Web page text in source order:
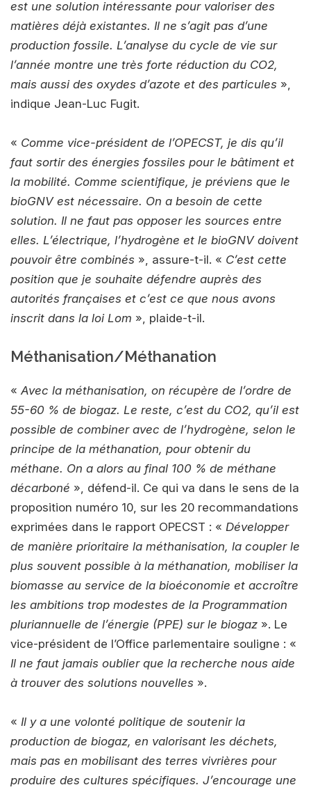
est une solution intéressante pour valoriser des
matières déjà existantes. Il ne s’agit pas d’une
production fossile. L’analyse du cycle de vie sur
l’année montre une très forte réduction du CO2,
mais aussi des oxydes d’azote et des particules »,
indique Jean-Luc Fugit.
« Comme vice-président de l’OPECST, je dis qu’il
faut sortir des énergies fossiles pour le bâtiment et
la mobilité. Comme scientifique, je préviens que le
bioGNV est nécessaire. On a besoin de cette
solution. Il ne faut pas opposer les sources entre
elles. L’électrique, l’hydrogène et le bioGNV doivent
pouvoir être combinés », assure-t-il. « C’est cette
position que je souhaite défendre auprès des
autorités françaises et c’est ce que nous avons
inscrit dans la loi Lom », plaide-t-il.
Méthanisation/Méthanation
« Avec la méthanisation, on récupère de l’ordre de
55-60 % de biogaz. Le reste, c’est du CO2, qu’il est
possible de combiner avec de l’hydrogène, selon le
principe de la méthanation, pour obtenir du
méthane. On a alors au final 100 % de méthane
décarboné », défend-il. Ce qui va dans le sens de la
proposition numéro 10, sur les 20 recommandations
exprimées dans le rapport OPECST : « Développer
de manière prioritaire la méthanisation, la coupler le
plus souvent possible à la méthanation, mobiliser la
biomasse au service de la bioéconomie et accroître
les ambitions trop modestes de la Programmation
pluriannuelle de l’énergie (PPE) sur le biogaz ». Le
vice-président de l’Office parlementaire souligne : «
Il ne faut jamais oublier que la recherche nous aide
à trouver des solutions nouvelles ».
« Il y a une volonté politique de soutenir la
production de biogaz, en valorisant les déchets,
mais pas en mobilisant des terres vivrières pour
produire des cultures spécifiques. J’encourage une